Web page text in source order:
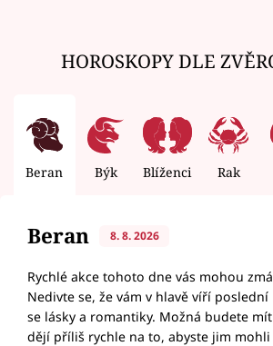
HOROSKOPY DLE
Beran Býk Blíženci Rak
Beran 8. 8. 2026
Rychlé akce tohoto dne vás mohou
Nedivte se, že vám v hlavě víří
se lásky a romantiky. Možná budete
dějí příliš rychle na to, abyste jim mohli